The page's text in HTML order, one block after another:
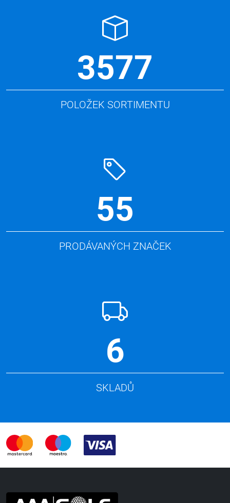
3577
POLOŽEK SORTIMENTU
55
PRODÁVANÝCH ZNAČEK
6
SKLADŮ